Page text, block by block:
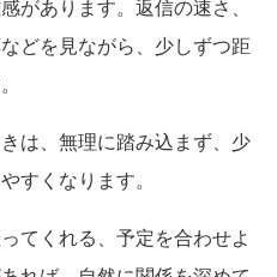
があります。返信の速さ、
どを見ながら、少しずつ距
は、無理に踏み込まず、少
すくなります。
てくれる、予定を合わせよ